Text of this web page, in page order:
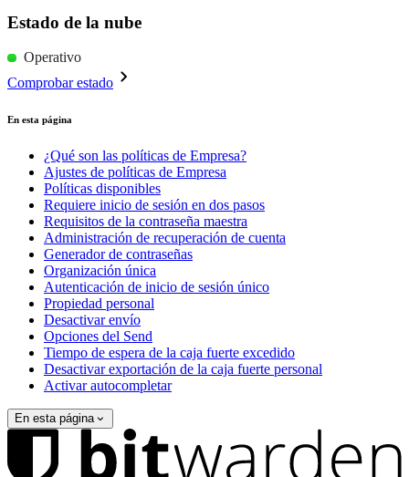
Estado de la nube
Operativo
Comprobar estado
En esta página
¿Qué son las políticas de Empresa?
Ajustes de políticas de Empresa
Políticas disponibles
Requiere inicio de sesión en dos pasos
Requisitos de la contraseña maestra
Administración de recuperación de cuenta
Generador de contraseñas
Organización única
Autenticación de inicio de sesión único
Propiedad personal
Desactivar envío
Opciones del Send
Tiempo de espera de la caja fuerte excedido
Desactivar exportación de la caja fuerte personal
Activar autocompletar
En esta página